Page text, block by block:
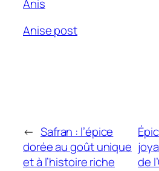
Anis
Anise post
← Safran : l’épice
dorée au goût unique
et à l’histoire riche
de